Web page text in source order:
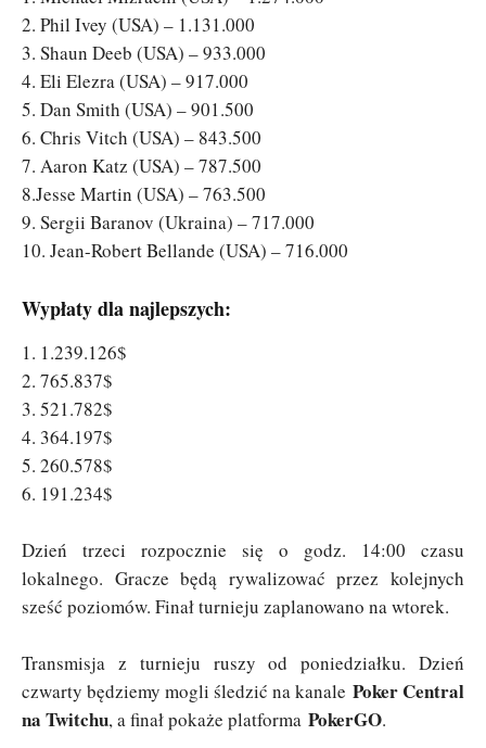
2. Phil Ivey (USA) – 1.131.000
3. Shaun Deeb (USA) – 933.000
4. Eli Elezra (USA) – 917.000
5. Dan Smith (USA) – 901.500
6. Chris Vitch (USA) – 843.500
7. Aaron Katz (USA) – 787.500
8.Jesse Martin (USA) – 763.500
9. Sergii Baranov (Ukraina) – 717.000
10. Jean-Robert Bellande (USA) – 716.000
Wypłaty dla najlepszych:
1. 1.239.126$
2. 765.837$
3. 521.782$
4. 364.197$
5. 260.578$
6. 191.234$
Dzień trzeci rozpocznie się o godz. 14:00 czasu
lokalnego. Gracze będą rywalizować przez kolejnych
sześć poziomów. Finał turnieju zaplanowano na wtorek.
Transmisja z turnieju ruszy od poniedziałku. Dzień
czwarty będziemy mogli śledzić na kanale Poker Central
na Twitchu, a finał pokaże platforma PokerGO.